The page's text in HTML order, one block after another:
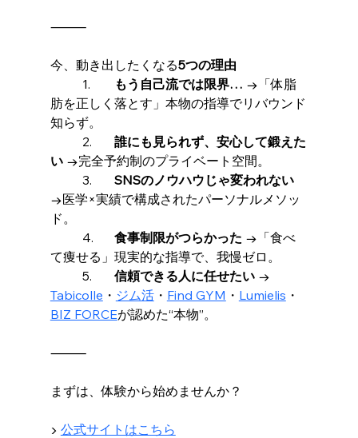
⸻
今、動き出したくなる5つの理由
もう自己流では限界… →「体脂
肪を正しく落とす」本物の指導でリバウンド
知らず。
誰にも見られず、安心して鍛えた
い →完全予約制のプライベート空間。
SNSのノウハウじゃ変われない
→医学×実績で構成されたパーソナルメソッ
ド。
食事制限がつらかった →「食べ
て痩せる」現実的な指導で、我慢ゼロ。
信頼できる人に任せたい →
Tabicolle ・ ジム活・ Find GYM ・ Lumielis ・
BIZ FORCEが認めた“本物”。
⸻
まずは、体験から始めませんか？
▶ 公式サイトはこちら